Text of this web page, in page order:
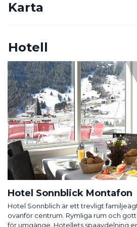
Karta
Hotell
Hotel Sonnblick Montafon
Hotel Sonnblich är ett trevligt
ovanför centrum. Rymliga rum och
för umgänge. Hotellets spaavdelning